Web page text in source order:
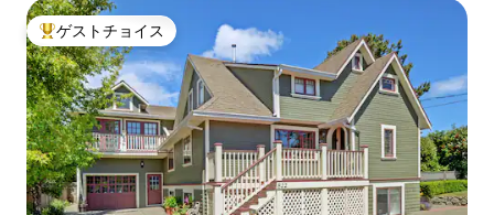
大好評のゲストチョイスです。
ゲストチョイス